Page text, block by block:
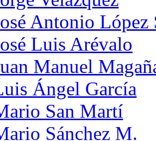
Antonio López
Luis Arévalo
Manuel
Ángel García
San Martí
Sánchez M.